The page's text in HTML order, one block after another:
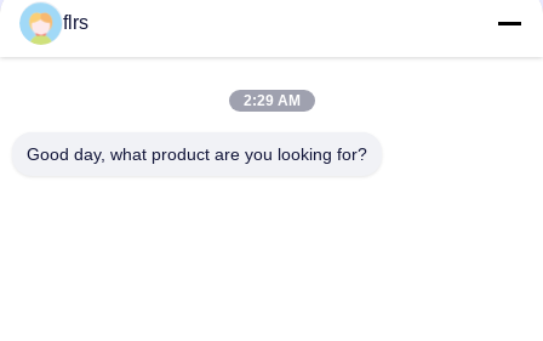
flrs
2:29 AM
Good day, what product are you looking for?